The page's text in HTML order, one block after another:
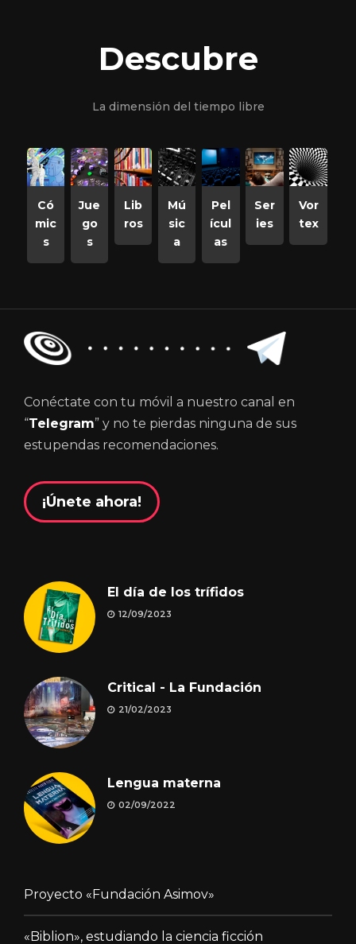
Descubre
La dimensión del tiempo libre
Có
mic
s
Jue
go
s
Lib
ros
Mú
sic
a
Pel
ícul
as
Ser
ies
Vor
tex
Conéctate con tu móvil a nuestro canal en
“Telegram” y no te pierdas ninguna de sus
estupendas recomendaciones.
¡Únete ahora!
El día de los trífidos
12/09/2023
Critical - La Fundación
21/02/2023
Lengua materna
02/09/2022
Proyecto «Fundación Asimov»
«Biblion», estudiando la ciencia ficción